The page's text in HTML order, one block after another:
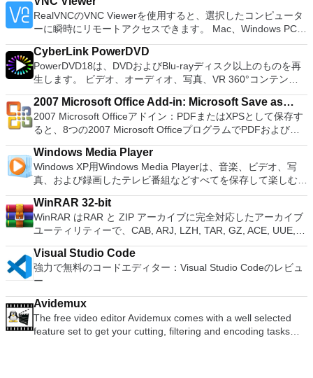
gNewSense、Hiren&#39;s Boot CD、LiveXP、Knoppix、
Kubuntu、Linux Mint、NT Password Registry Editor、
OpenSUSE、Parted Magic、Slackware、Tails、Trinity
Rescue Kit、Ubuntu、Ultimate Boot CD、Windows XP（SP2
以降）、Windows Server 2003 R2、Windows Vista、
Windows 7、Windows 8。 *このリストは完全ではありませ
ア語、マレーシア語、セシュティナ、ダンスク、ドイツ語、英
語、スペイン語、フランス語、フルバツキー、イタリア語、ラ
トヴィエシュ、リエトゥビウ、マジャール、オランダ、ノルス
ク、ポルスキ、ポルトガル、ポルトガル、スロヴェンスキー、
スロベンツキー、スロヴェンスキーSrpski、Suomi、
Svenska、Türkçe。
single click! Despite being a free suite, WPS Office comes
with many innovative features, such as the paragraph
adjustment tool and multiple tabbed feature. It also has a PDF
converter, spell check and word count feature. WPS Office
2016 Personal Edition supports switching language UI,File
Roaming and Docer online templates. Key features include:
Writer Efficient word processor. Presentation Multimedia
presentations creator. Spreadsheets Powerful tool for data
processing and analysis. 100% compatible with MS Office
document file types (.docx, .pptx, .xlsx, etc.). Thousands of
support (iOS and Android). WPS Cloud Storage included.
Although it is a free suite, WPS Office 2016 Free comes with
many innovative features, including a useful a paragraph
adjustment tool int he Writer program. It has an Office to PDF
converter, automatic spell checking and word count features.
It also has some neat tools such as the Watermark in
document, and converting PowerPoint to Word document
support. Overall, WPS Office 2016 Free is a good alternative
to Microsoft's offering. The Writer program is a versatile word
processor; the Presentation program is an easy to use and
multimedia presentations; and the Spreadsheets program is
both a flexible and a powerful spreadsheet application.
いる場合、PCSX2は優れたエミュレーターです。また、この
アプリケーションはローエンドコンピューターのサポートも提
供するため、Playstation 2コンソールのすべての所有者は、
PCで動作するゲームを見ることができます。 PCSX2エミュレ
ーターを使用すると、PS2コントローラーを使用して、本物の
プレイステーション体験をシミュレートできます。このアプリ
ケーションでは、ディスクからゲームを直接実行することも、
ハードドライブからISOイメージとして実行することもできま
す。 主な機能は次のとおりです。 Savestates：ボタンを1つ
押すだけで、ゲームの現在の「状態」を保存できます。 無制
限のメモリーカード：好きなだけメモリーカードを保存でき、
8MBから64MBまでの単一の物理カードに制限されなくなりま
した。 高解像度グラフィックス：PCSX2を使用すると、
1080pまたは4K HDでゲームをプレイできます。 全体とし
ゲームを高い精度でエミュレートでき、Windowsとエミュレ
ーターを切り替えることができます。欠点は、高速ゲームに苦
労し、時々フリーズまたはクラッシュすることです。* PCSX2
を使用するには、コンソールから抽出できるPlaystation 2
BIOSが必要です。
RealVNCのVNC Viewerを使用すると、選択したコンピュータ
ーに瞬時にリモートアクセスできます。 Mac、Windows PC、
またはLinuxマシン、世界中のどこからでも。 VNC Viewerを
使用すると、コンピューターのデスクトップを表示したり、コ
ンピューターの前に直接座っているかのようにマウスとキーボ
ードを制御したりできます。 VNC Viewerは、インストールと
使用が簡単です。制御したいデバイスでインストーラーを実行
し、指示に従ってください。オプションで、Windowsでのリ
モート展開に使用可能なMSIがあります。デスクトッププラッ
トフォームにVNC Viewerをインストールする権限がない場合
は、スタンドアロンオプションを選択する必要があります。
主な機能は次のとおりです。 クラウドサービスを介してVNC
Connectを実行しているコンピューターに接続します。 Apple
Screen Sharing（ARD）などのサードパーティ製のVNC互換
ソフトウェアを実行しているコンピューターに直接接続しま
す。 各デバイスでVNC Viewerにサインインして、すべてのデ
バイス間の接続をバックアップおよび同期します。 仮想キー
の高度なキーが含まれています。 Bluetoothキーボードのサポ
ート。 VNC Connectサブスクリプションには、無料、有料、
試用の3つのバージョンがあります。 制御する必要のあるマシ
ンごとに、RealVNCのWebサイトにアクセスして、各コンピ
ューターにVNC Connectをダウンロードするだけです。次
に、RealVNCアカウントの資格情報を使用して、ローカルマ
シンでVNC Viewerにサインインします。そこから、コンピュ
CyberLink PowerDVD
PowerDVD18は、DVDおよびBlu-rayディスク以上のものを再
生します。 ビデオ、オーディオ、写真、VR 360°コンテン
ツ、さらにはYouTubeやVimeoにとっても、PowerDVD18は重
要なエンターテイメントの仲間です。 Ultra HD HDR TVとサ
ラウンドサウンドシステムの可能性を解き放ち、360°ビデオ
の増え続けるコレクションへのアクセスで仮想世界に没頭する
か、PCまたはラップトップでの比類のない再生サポートと独
自の強化により、どこにいても簡単にリラックスできます。
新機能は次のとおりです。 4K DHR向けに最適化 Ultra HD
Blu-ray、4K、HEVC / H.265およびHDR10コンテンツをサポー
ト全画面モードで21：9モニターで2.35：1の映画を見る常時
オンのミニビューでYouTubeライブを見る YouTubeおよび
Vimeoで4K HDRおよび360ビデオを再生 VRエクスペリエンス
の向上：Microsoft Mixed Realityヘッドセット、HTC、VIVE、
およびOculus Riftをサポート Fire TVとキャストのサポート
注：これは商用トライアルです。
2007 Microsoft Office Add-in: Microsoft Save as
PDF or XPS
2007 Microsoft Officeアドイン：PDFまたはXPSとして保存す
ると、8つの2007 Microsoft OfficeプログラムでPDFおよび
XPS形式にエクスポートして保存できます。このツールを使用
すると、これらのプログラムのサブセットでPDF形式および
XPS形式の電子メール添付ファイルとして送信することもでき
ます（特定の機能はプログラムによって異なります）。 この
ダウンロードは、次のOfficeプログラムで動作します。
Microsoft Office Access 2007。 Microsoft Office Excel 2007。
Microsoft Office InfoPath 2007。 Microsoft Office OneNote
2007。 Microsoft Office PowerPoint 2007。 Microsoft Office
Publisher 2007。 Microsoft Office Visio 2007。 Microsoft
Office Word 2007。 2007 Microsoft Officeプログラムのこの
Microsoft Save as PDFまたはXPSアドインは、2007 Microsoft
Office systemソフトウェアのライセンス条項の対象となりま
す。 システム要件：サポートされているオペレーティングシ
ステム。 Windows Server 2003、Windows Vista、Windows
Windows Media Player
Windows XP用Windows Media Playerは、音楽、ビデオ、写
真、および録画したテレビ番組などすべてを保存して楽しむ最
適な機能を搭載しています。 再生、表示、外出先で楽しむた
めのポータブル デバイスとの同期、さらには家中のデバイス
との共有も、すべて1か所で行えます。 シンプルなデザイン -
まったく新しい外観でデジタル エンターテイメントを楽しめ
ます。 大好きな音楽をより多く - デジタル音楽体験がさらに
楽しくなります。 エンターテイメントをすべて1つの場所に -
音楽、ビデオ、写真、録画したテレビ番組をすべて保存して楽
写真にアクセスできます。
WinRAR 32-bit
WinRAR はRAR と ZIP アーカイブに完全対応したアーカイブ
ユーティリティーで、CAB, ARJ, LZH, TAR, GZ, ACE, UUE,
BZ2, JAR, ISO, 7Z, Z のアーカイブを解凍する事ができます。
他のソフトに比べ小容量のアーカイブを作成するので、これに
よりディスクスペースを確保する事ができ、送信コストの削減
にもなります。 WinRAR はマウスやメニュー、コマンドライ
ンインターフェースを利用した対話型グラフィックインターフ
ェースを提供します。WinRAR は単純な質問応答のプロセス
で基本的なアーカイブ機能に即時アクセスできる特別
な"Wizard"モードを採用することにより、他のアーカイブソフ
Visual Studio Code
強力で無料のコードエディター：Visual Studio Codeのレビュ
ー
Avidemux
The free video editor Avidemux comes with a well selected
feature set to get your cutting, filtering and encoding tasks